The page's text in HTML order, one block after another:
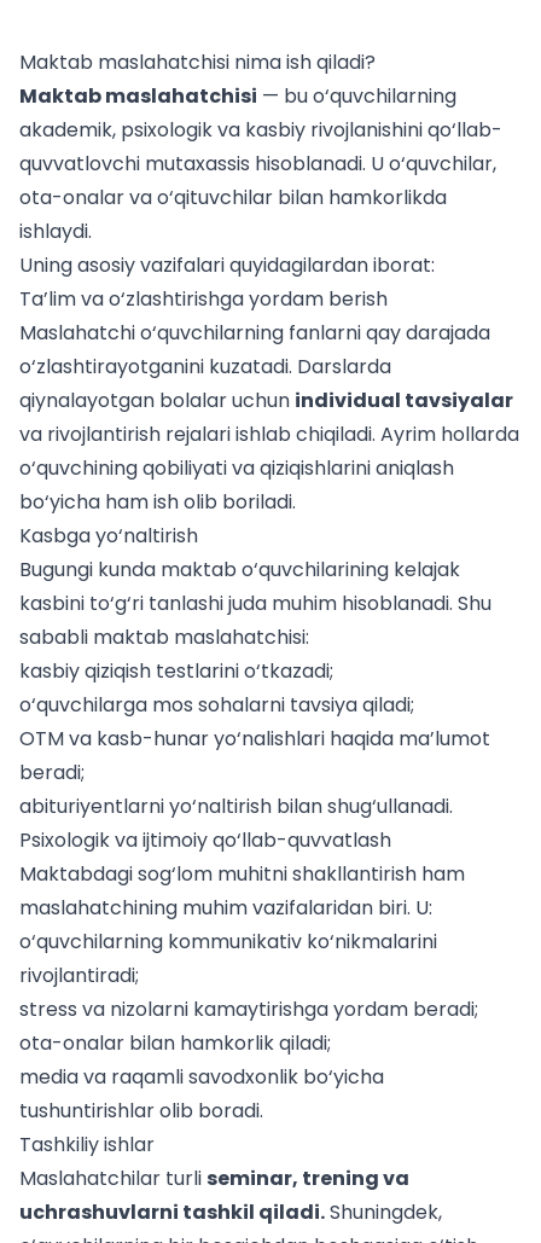
Maktab maslahatchisi nima ish qiladi?
Maktab maslahatchisi — bu o‘quvchilarning
akademik, psixologik va kasbiy rivojlanishini qo‘llab-
quvvatlovchi mutaxassis hisoblanadi. U o‘quvchilar,
ota-onalar va o‘qituvchilar bilan hamkorlikda
ishlaydi.
Uning asosiy vazifalari quyidagilardan iborat:
Ta’lim va o‘zlashtirishga yordam berish
Maslahatchi o‘quvchilarning fanlarni qay darajada
o‘zlashtirayotganini kuzatadi. Darslarda
qiynalayotgan bolalar uchun individual tavsiyalar
va rivojlantirish rejalari ishlab chiqiladi. Ayrim hollarda
o‘quvchining qobiliyati va qiziqishlarini aniqlash
bo‘yicha ham ish olib boriladi.
Kasbga yo‘naltirish
Bugungi kunda maktab o‘quvchilarining kelajak
kasbini to‘g‘ri tanlashi juda muhim hisoblanadi. Shu
sababli maktab maslahatchisi:
kasbiy qiziqish testlarini o‘tkazadi;
o‘quvchilarga mos sohalarni tavsiya qiladi;
OTM va kasb-hunar yo‘nalishlari haqida ma’lumot
beradi;
abituriyentlarni yo‘naltirish bilan shug‘ullanadi.
Psixologik va ijtimoiy qo‘llab-quvvatlash
Maktabdagi sog‘lom muhitni shakllantirish ham
maslahatchining muhim vazifalaridan biri. U:
o‘quvchilarning kommunikativ ko‘nikmalarini
rivojlantiradi;
stress va nizolarni kamaytirishga yordam beradi;
ota-onalar bilan hamkorlik qiladi;
media va raqamli savodxonlik bo‘yicha
tushuntirishlar olib boradi.
Tashkiliy ishlar
Maslahatchilar turli seminar, trening va
uchrashuvlarni tashkil qiladi.Shuningdek,